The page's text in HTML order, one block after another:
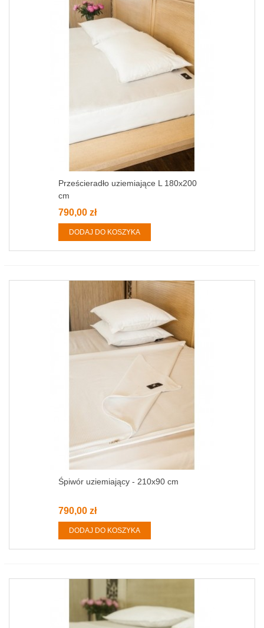
Prześcieradło uziemiające L 180x200
cm
790,00 zł
DODAJ DO KOSZYKA
Śpiwór uziemiający - 210x90 cm
790,00 zł
DODAJ DO KOSZYKA